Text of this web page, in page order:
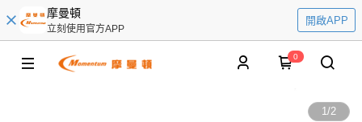
摩曼頓
立刻使用官方APP
開啟APP
0
1/2